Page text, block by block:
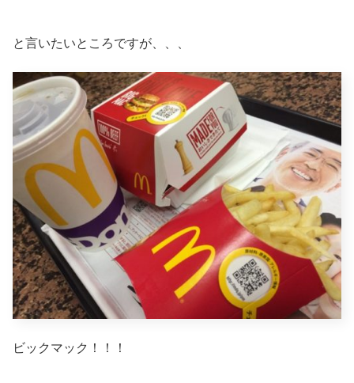
と言いたいところですが、、、
ビックマック！！！